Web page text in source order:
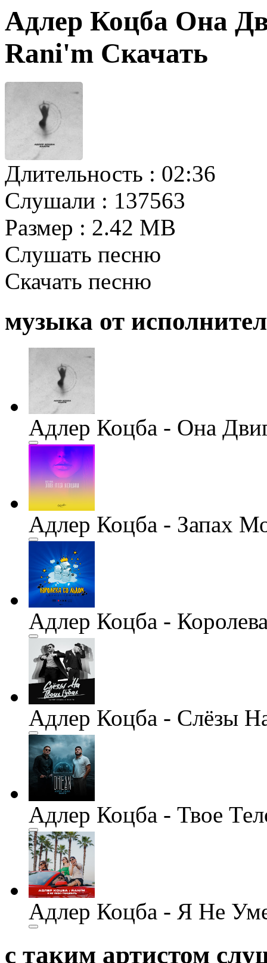
Адлер Коцба Она
Rani'm Скачать
Длительность : 02:36
Слушали : 137563
Размер : 2.42 MB
Слушать песню
Скачать песню
музыка от
Адлер Коцба - Она
Адлер Коцба - Запах
Адлер Коцба -
Адлер Коцба - Слёзы
Адлер Коцба - Твое
Адлер Коцба - Я Не
с таким артистом